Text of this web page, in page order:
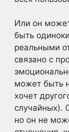
Или он
быть
реальными
связано с
может быть
хочет
случайных).
но он не